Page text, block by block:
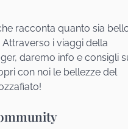
racconta quanto sia
i viaggi della
daremo info e consigli
con noi le bellezze del